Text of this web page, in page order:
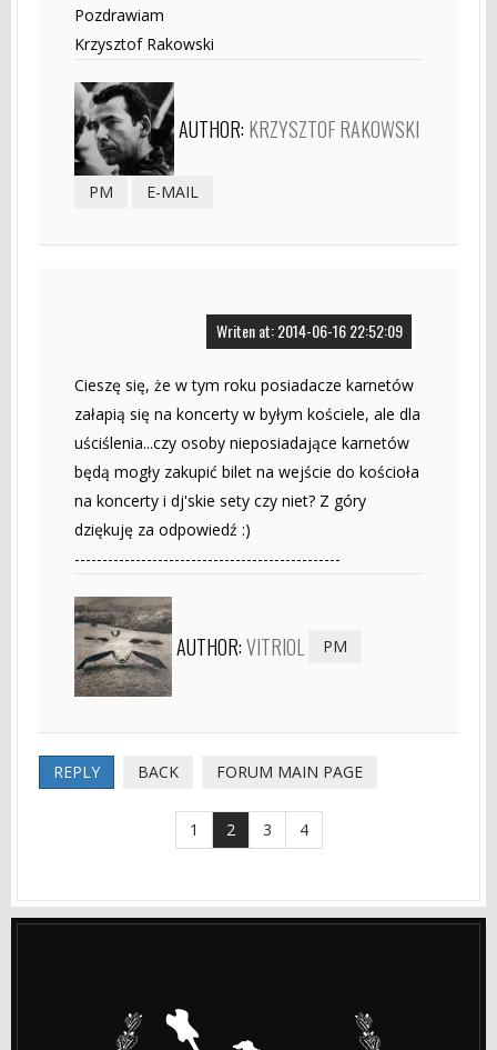
Pozdrawiam
Krzysztof Rakowski
AUTHOR: KRZYSZTOF RAKOWSKI
PM E-MAIL
Writen at: 2014-06-16 22:52:09
Cieszę się, że w tym roku posiadacze karnetów
załapią się na koncerty w byłym kościele, ale dla
uściślenia...czy osoby nieposiadające karnetów
będą mogły zakupić bilet na wejście do kościoła
na koncerty i dj'skie sety czy niet? Z góry
dziękuję za odpowiedź :)
------------------------------------------------
AUTHOR:VITRIOL PM
REPLY BACK FORUM MAIN PAGE
1 2 3 4